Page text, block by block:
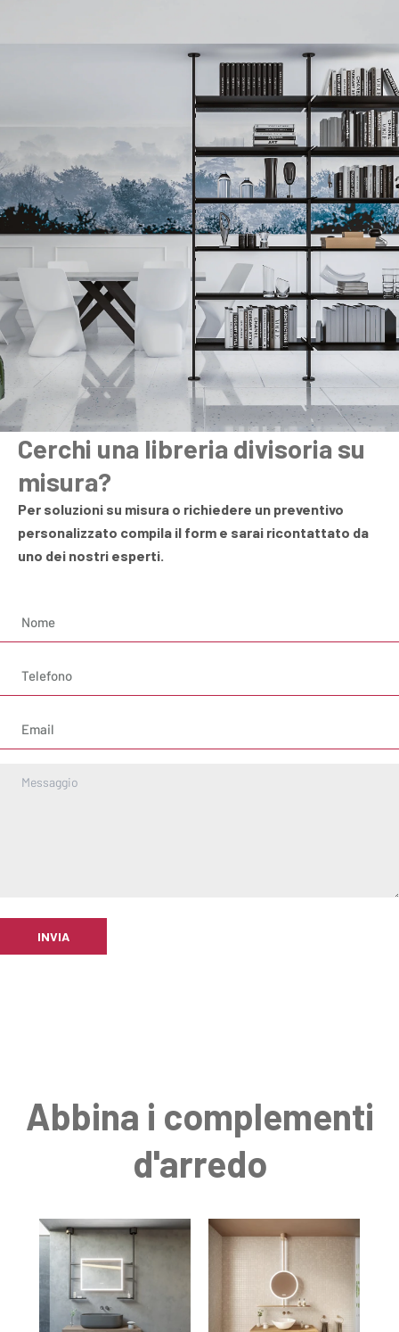
Cerchi una libreria divisoria su
misura?
Per soluzioni su misura o richiedere un preventivo
personalizzato compila il form e sarai ricontattato da
uno dei nostri esperti.
INVIA
Abbina i complementi
d'arredo